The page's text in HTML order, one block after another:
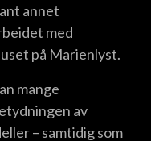
annet
med
på Marienlyst.
mange
av
– samtidig som